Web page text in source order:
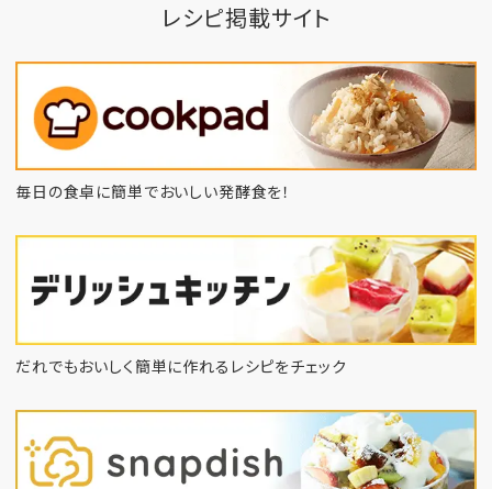
レシピ掲載サイト
毎日の食卓に簡単でおいしい発酵食を！
だれでもおいしく簡単に作れるレシピをチェック